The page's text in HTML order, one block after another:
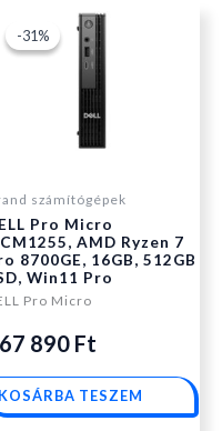
-31%
-31%
számítógépek
Pro Micro
AMD Ryzen 7
8700GE, 16GB, 512GB
Win11 Pro
Pro Micro
Ft.
890 Ft
Current
467
KOSÁRBA TESZEM